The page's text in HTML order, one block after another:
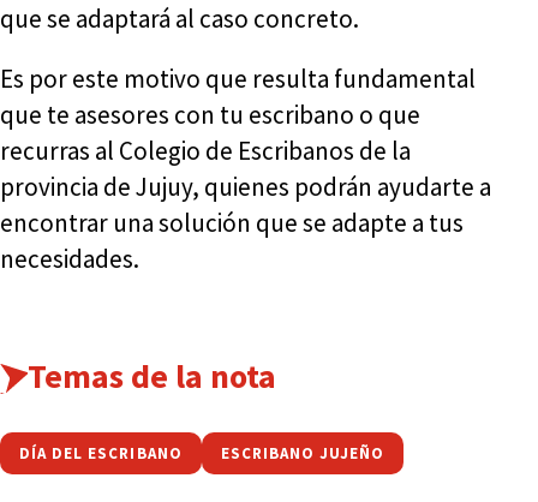
que se adaptará al caso concreto.
Es por este motivo que resulta fundamental
que te asesores con tu escribano o que
recurras al Colegio de Escribanos de la
provincia de Jujuy, quienes podrán ayudarte a
encontrar una solución que se adapte a tus
necesidades.
Temas de la nota
DÍA DEL ESCRIBANO ESCRIBANO JUJEÑO